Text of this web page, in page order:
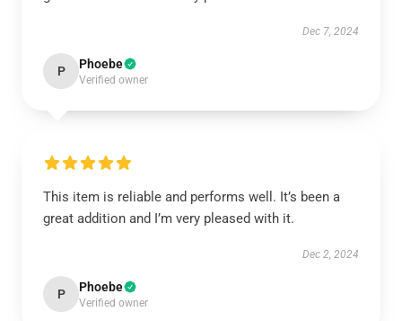
Dec 7, 2024
P Phoebe
Verified owner
This item is reliable and performs well. It’s been a
great addition and I’m very pleased with it.
Dec 2, 2024
P Phoebe
Verified owner